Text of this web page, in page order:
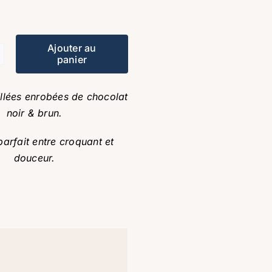
Ajouter au
panier
enrobées de chocolat
noir & brun.
entre croquant et
douceur.